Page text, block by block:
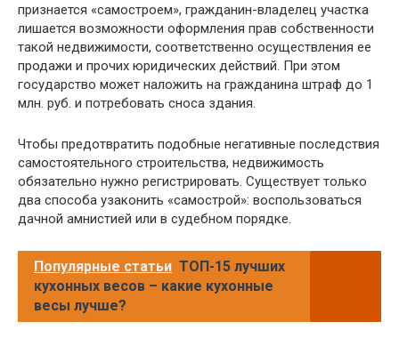
признается «самостроем», гражданин-владелец участка
лишается возможности оформления прав собственности
такой недвижимости, соответственно осуществления ее
продажи и прочих юридических действий. При этом
государство может наложить на гражданина штраф до 1
млн. руб. и потребовать сноса здания.
Чтобы предотвратить подобные негативные последствия
самостоятельного строительства, недвижимость
обязательно нужно регистрировать. Существует только
два способа узаконить «самострой»: воспользоваться
дачной амнистией или в судебном порядке.
Популярные статьи ТОП-15 лучших
кухонных весов – какие кухонные
весы лучше?